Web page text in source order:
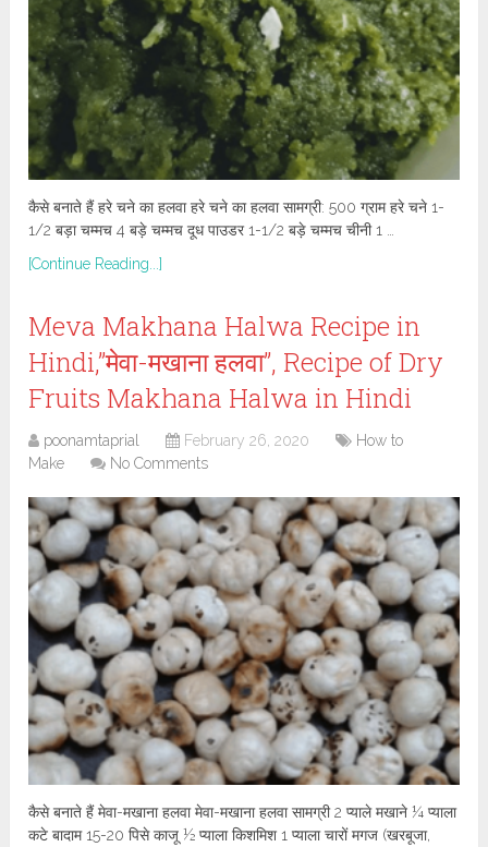
कैसे बनाते हैं हरे चने का हलवा हरे चने का हलवा सामग्री: 500 ग्राम हरे चने 1-
1/2 बड़ा चम्मच 4 बड़े चम्मच दूध पाउडर 1-1/2 बड़े चम्मच चीनी 1 …
[Continue Reading...]
Meva Makhana Halwa Recipe in
Hindi,”मेवा-मखाना हलवा”, Recipe of Dry
Fruits Makhana Halwa in Hindi
poonamtaprial February 26, 2020
How to
Make
No Comments
कैसे बनाते हैं मेवा-मखाना हलवा मेवा-मखाना हलवा सामग्री 2 प्याले मखाने ¼ प्याला
कटे बादाम 15-20 पिसे काजू ½ प्याला किशमिश 1 प्याला चारों मगज (खरबूजा,